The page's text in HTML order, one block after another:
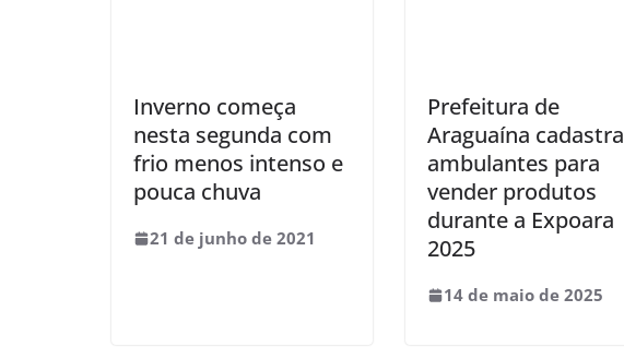
Inverno começa
nesta segunda com
frio menos intenso e
pouca chuva
21 de junho de 2021
Prefeitura de
Araguaína cadastra
ambulantes para
vender produtos
durante a Expoara
2025
14 de maio de 2025